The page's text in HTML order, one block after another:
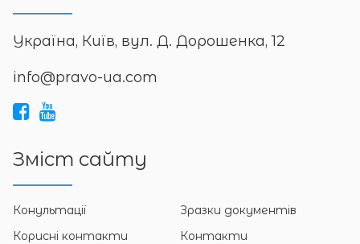
Україна, Київ, вул. Д. Дорошенка, 12
info@pravo-ua.com
Зміст сайту
Конультації
Зразки документів
Корисні контакти
Контакти